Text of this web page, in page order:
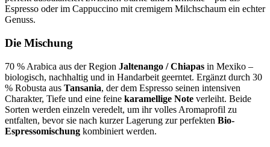
Espresso oder im Cappuccino mit cremigem Milchschaum ein echter
Genuss.
Die Mischung
70 % Arabica aus der Region Jaltenango / Chiapas in Mexiko –
biologisch, nachhaltig und in Handarbeit geerntet. Ergänzt durch 30
% Robusta aus Tansania, der dem Espresso seinen intensiven
Charakter, Tiefe und eine feine karamellige Note verleiht. Beide
Sorten werden einzeln veredelt, um ihr volles Aromaprofil zu
entfalten, bevor sie nach kurzer Lagerung zur perfekten Bio-
Espressomischung kombiniert werden.